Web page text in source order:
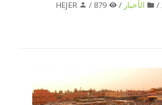
اختر بلدا/بلدان
الأخبار /
HEJER